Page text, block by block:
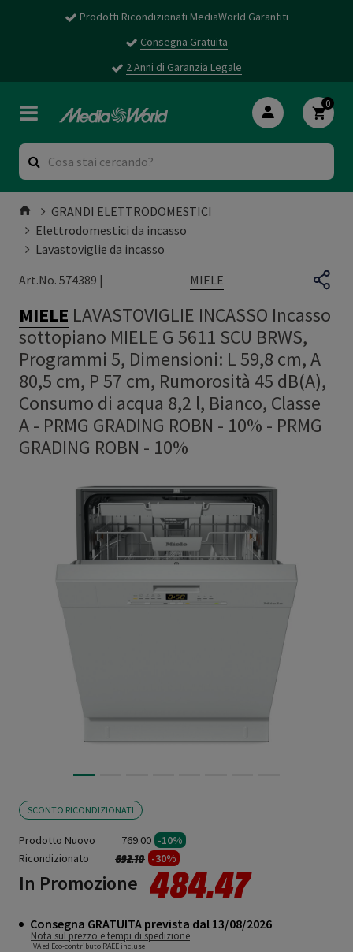
Prodotti Ricondizionati MediaWorld Garantiti
Consegna Gratuita
2 Anni di Garanzia Legale
0
GRANDI ELETTRODOMESTICI
Elettrodomestici da incasso
Lavastoviglie da incasso
Art.No. 574389 |
MIELE
MIELE LAVASTOVIGLIE INCASSO Incasso
sottopiano MIELE G 5611 SCU BRWS,
Programmi 5, Dimensioni: L 59,8 cm, A
80,5 cm, P 57 cm, Rumorosità 45 dB(A),
Consumo di acqua 8,2 l, Bianco, Classe
A - PRMG GRADING ROBN - 10% - PRMG
GRADING ROBN - 10%
SCONTO RICONDIZIONATI
Prodotto Nuovo 769.00 -10%
Ricondizionato
Prezzo ridotto da
692.10a -30%
In Promozione 484.47
Consegna GRATUITA prevista dal 13/08/2026
Nota sul prezzo e tempi di spedizione
IVA ed Eco-contributo RAEE incluse